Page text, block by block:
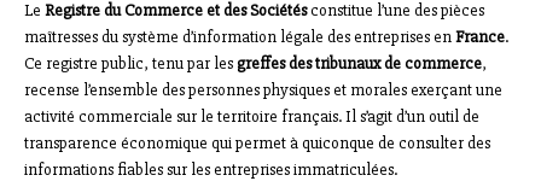
Le Registre du Commerce et des Sociétésconstitue l’une des pièces
maîtresses du système d’information légale des entreprises enFrance.
Ce registre public, tenu par les greffes des tribunaux de commerce,
recense l’ensemble des personnes physiques et morales exerçant une
activité commerciale sur le territoire français. Il s’agit d’un outil de
transparence économique qui permet à quiconque de consulter des
informations fiables sur les entreprises immatriculées.